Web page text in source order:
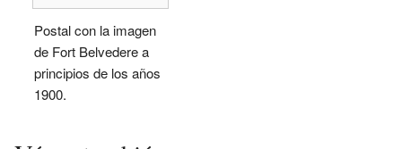
Postal con la imagen
de Fort Belvedere a
principios de los años
1900.